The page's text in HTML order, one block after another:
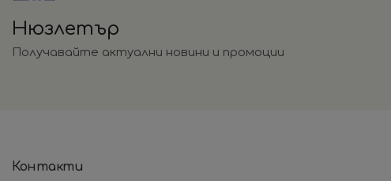
Нюзлетър
Получавайте актуални новини и промоции
Контакти